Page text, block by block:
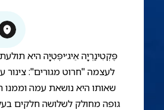
פֶּקְטִינַרְיָה אֵיג׳יפְּטִיָה היא
לעצמה "חרוט מגורים": צינור
שאותו היא נושאת עמה
גופה מחולק לשלושה חלקים